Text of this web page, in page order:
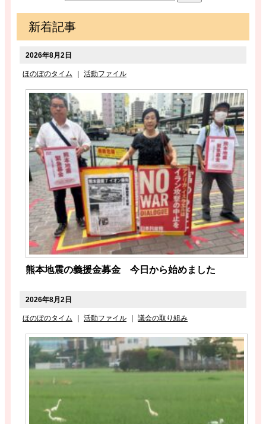
新着記事
2026年8月2日
ほのぼのタイム 活動ファイル
熊本地震の義援金募金 今日から始めました
2026年8月2日
ほのぼのタイム | 活動ファイル | 議会の取り組み